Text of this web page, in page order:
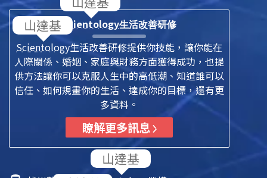
Scientology生活改善研修
Scientology生活改善研修提供你技能，讓你能在
人際關係、婚姻、家庭與財務方面獲得成功，也提
供方法讓你可以克服人生中的高低潮、知道誰可以
信任、如何規畫你的生活、達成你的目標，還有更
多資料。
瞭解更多訊息